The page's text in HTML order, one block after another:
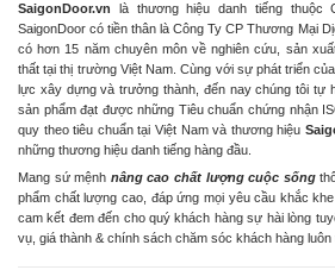
SaigonDoor.vn là thương hiệu danh tiếng thuộc
SaigonDoor có tiền thân là Công Ty CP Thương Mại
có hơn 15 năm chuyên môn về nghiên cứu, sản
thất tại thị trường Việt Nam. Cùng với sự phát triển
lực xây dựng và trưởng thành, đến nay chúng tôi tự
sản phẩm đạt được những Tiêu chuẩn chứng nhận
quy theo tiêu chuẩn tại Việt Nam và thương hiệu
những thương hiệu danh tiếng hàng đầu.
Mang sứ mệnh nâng cao chất lượng cuộc sống
phẩm chất lượng cao, đáp ứng mọi yêu cầu khắc
cam kết đem đến cho quý khách hàng sự hài lòng
vụ, giá thành & chính sách chăm sóc khách hàng luôn